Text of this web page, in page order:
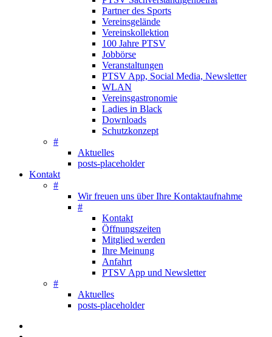
Partner des Sports
Vereinsgelände
Vereinskollektion
100 Jahre PTSV
Jobbörse
Veranstaltungen
PTSV App, Social Media, Newsletter
WLAN
Vereinsgastronomie
Ladies in Black
Downloads
Schutzkonzept
#
Aktuelles
posts-placeholder
Kontakt
#
Wir freuen uns über Ihre Kontaktaufnahme
#
Kontakt
Öffnungszeiten
Mitglied werden
Ihre Meinung
Anfahrt
PTSV App und Newsletter
#
Aktuelles
posts-placeholder